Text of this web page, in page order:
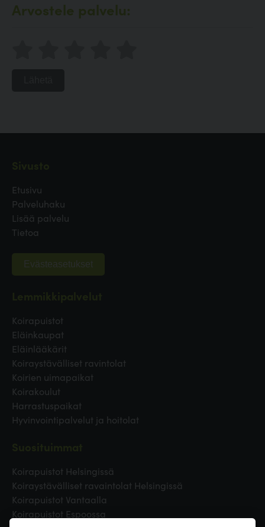
Arvostele palvelu:
Etusivu
Palveluhaku
Lisää palvelu
Tietoa
Evästeasetukset
Koirapuistot
Eläinkaupat
Eläinlääkärit
Koiraystävälliset ravintolat
Koirien uimapaikat
Koirakoulut
Harrastuspaikat
Hyvinvointipalvelut ja hoitolat
Koirapuistot Helsingissä
Koiraystävälliset ravaintolat Helsingissä
Koirapuistot Vantaalla
Koirapuistot Espoossa